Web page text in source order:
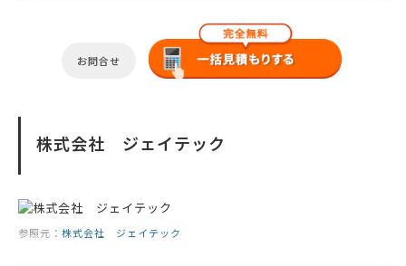
お問合せ
株式会社 ジェイテック
参照元： 株式会社 ジェイテック